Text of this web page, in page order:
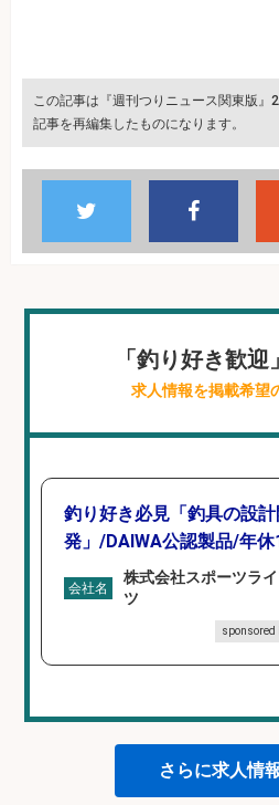
この記事は『週刊つりニュース関東版
記事を再編集したものになります。
「釣り好き歓
求人情報を掲載希望
釣り好き必見「釣具の設計
発」/DAIWA公認製品/年休
会社名
株式会社スポーツラ
ツ
sponsored
さらに求人情